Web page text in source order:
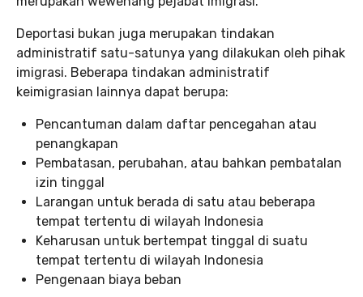
Deportasi bukan juga merupakan tindakan
administratif satu-satunya yang dilakukan oleh pihak
imigrasi. Beberapa tindakan administratif
keimigrasian lainnya dapat berupa:
Pencantuman dalam daftar pencegahan atau
penangkapan
Pembatasan, perubahan, atau bahkan pembatalan
izin tinggal
Larangan untuk berada di satu atau beberapa
tempat tertentu di wilayah Indonesia
Keharusan untuk bertempat tinggal di suatu
tempat tertentu di wilayah Indonesia
Pengenaan biaya beban